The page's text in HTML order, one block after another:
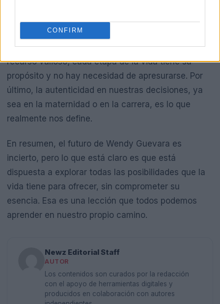
CONFIRM
nuestra propia voz, sin dejarnos llevar por las
expectativas externas. Segundo, el tiempo es un
recurso valioso; cada etapa de la vida tiene su
propósito y no hay necesidad de apresurarse. Por
último, la autenticidad en nuestras decisiones, ya
sea en la maternidad o en la carrera, es lo que
realmente nos define.
En resumen, el futuro de Wendy Guevara es
incierto, pero lo que está claro es que está
dispuesta a explorar todas las posibilidades que la
vida tiene para ofrecer, sin comprometer su
esencia. Esa es una lección que todos podemos
aprender en nuestro propio camino.
Newz Editorial Staff
AUTOR
Los contenidos son curados por la redacción
con el apoyo de herramientas digitales y
producidos en colaboración con autores